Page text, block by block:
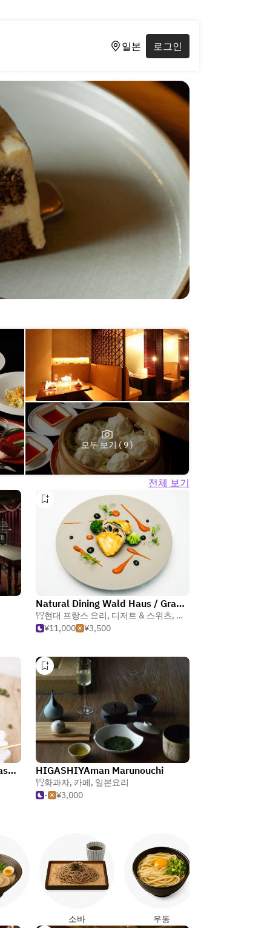
일본 로그인
모두 보기 ( 9 )
전체 보기
Natural Dining Wald Haus / Grand Bach Tokyo Ginza
현대 프랑스 요리, 디저트 & 스위츠, 채소 요리
¥11,000
¥3,500
Toshi Yoroizuka Tokyo（Kyobashi Edogrand Store） HIGASHIYAman Marunouchi
화과자, 카페, 일본요리
-
¥3,000
소바 우동